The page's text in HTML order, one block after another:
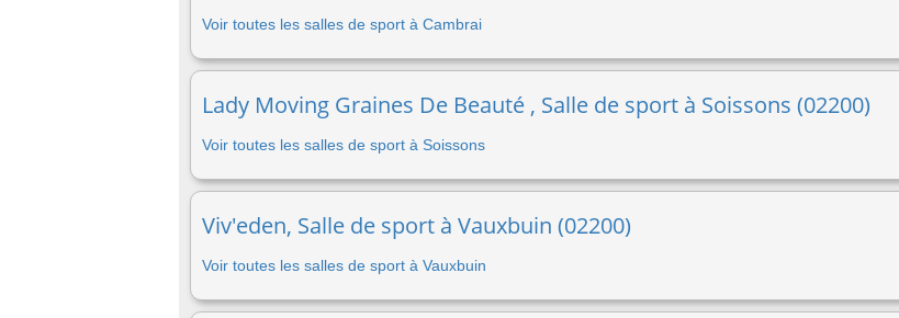
Voir toutes les salles de sport à Cambrai
Lady Moving Graines De Beauté , Salle de sport à Soissons (02200)
Voir toutes les salles de sport à Soissons
Viv'eden, Salle de sport à Vauxbuin (02200)
Voir toutes les salles de sport à Vauxbuin